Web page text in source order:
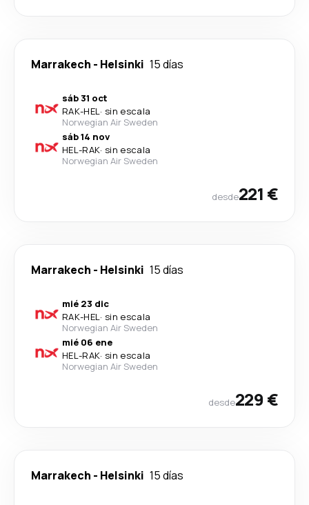
Marrakech - Helsinki 15 días
sáb 31 oct
RAK-HEL· sin escala
Norwegian Air Sweden
sáb 14 nov
HEL-RAK· sin escala
Norwegian Air Sweden
desde221 €
Marrakech - Helsinki 15 días
mié 23 dic
RAK-HEL· sin escala
Norwegian Air Sweden
mié 06 ene
HEL-RAK· sin escala
Norwegian Air Sweden
desde229 €
Marrakech - Helsinki 15 días